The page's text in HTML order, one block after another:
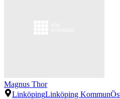
Magnus Thor
LinköpingLinköping Kommun